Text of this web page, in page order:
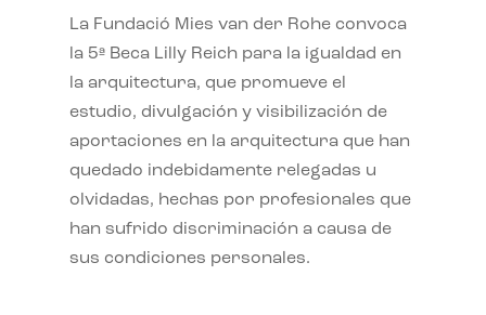
La Fundació Mies van der Rohe convoca
la 5ª Beca Lilly Reich para la igualdad en
la arquitectura, que promueve el
estudio, divulgación y visibilización de
aportaciones en la arquitectura que han
quedado indebidamente relegadas u
olvidadas, hechas por profesionales que
han sufrido discriminación a causa de
sus condiciones personales.